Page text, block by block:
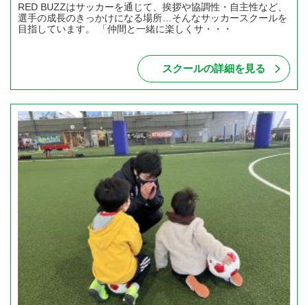
RED BUZZはサッカーを通じて、挨拶や協調性・自主性など、
選手の成長のきっかけになる場所…そんなサッカースクールを
目指しています。 「仲間と一緒に楽しくサ・・・
スクールの詳細を見る